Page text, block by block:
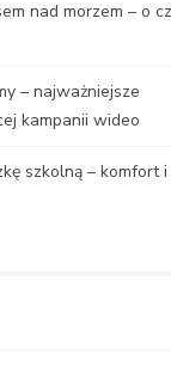
nad morzem – o
– najważniejsze
kampanii wideo
szkolną – komfort i